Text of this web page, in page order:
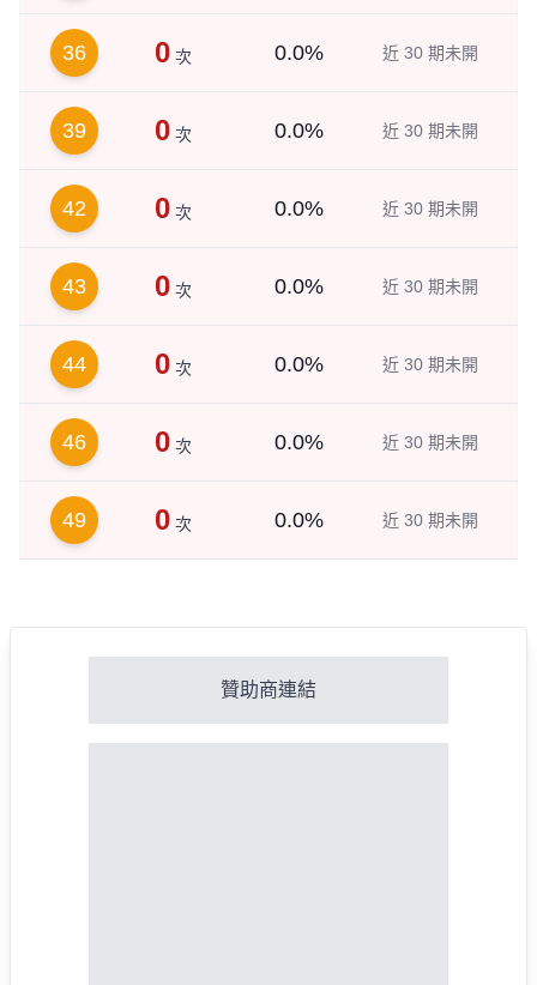
36 0 次 0.0% 近 30 期未開
39 0 次 0.0% 近 30 期未開
42 0 次 0.0% 近 30 期未開
43 0 次 0.0% 近 30 期未開
44 0 次 0.0% 近 30 期未開
46 0 次 0.0% 近 30 期未開
49 0 次 0.0% 近 30 期未開
贊助商連結